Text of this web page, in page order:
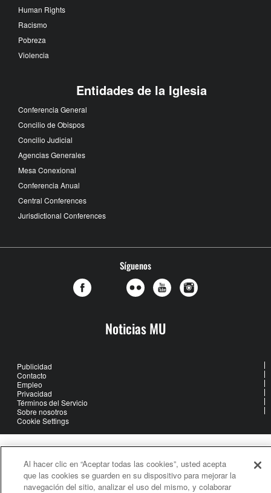
Human Rights
Racismo
Pobreza
Violencia
Entidades de la Iglesia
Conferencia General
Concilio de Obispos
Concilio Judicial
Agencias Generales
Mesa Conexional
Conferencia Anual
Central Conferences
Jurisdictional Conferences
Síguenos
Noticias MU
Publicidad
Contacto
Empleo
Privacidad
Términos del Servicio
Sobre nosotros
Cookie Settings
Methodist Church
©2026United Methodist Communications. All Rights Reserved
Al hacer clic en “Aceptar todas las cookies”, usted acepta
que las cookies se guarden en su dispositivo para mejorar la
navegación del sitio, analizar el uso del mismo, y colaborar